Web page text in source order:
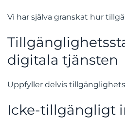
Vi har själva granskat hur
digitala tjänsten
Uppfyller delvis
Icke-tillgängligt